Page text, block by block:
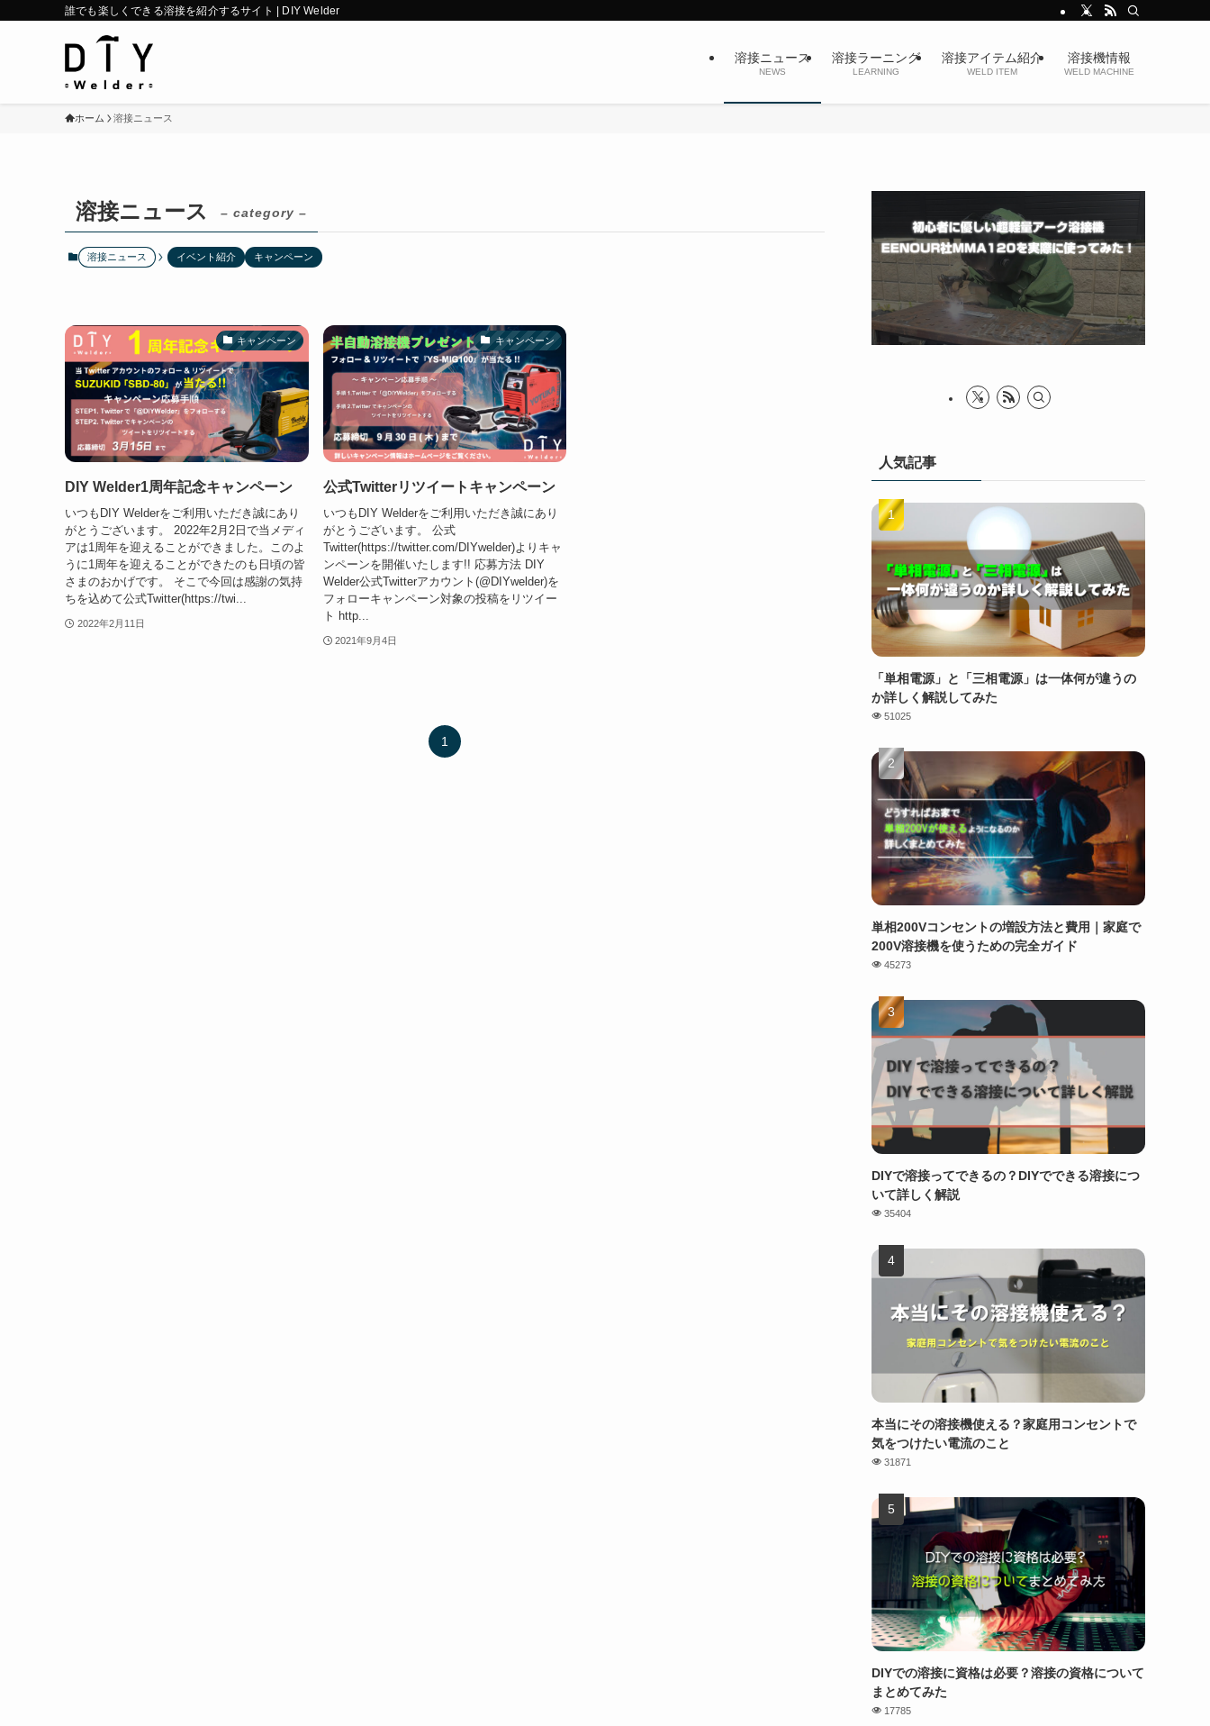
誰でも楽しくできる溶接を紹介するサイト | DIY Welder
溶接ニュース
NEWS
溶接ラーニング
LEARNING
溶接アイテム紹介
WELD ITEM
溶接機情報
WELD MACHINE
ホーム 溶接ニュース
溶接ニュース – category –
溶接ニュース イベント紹介 キャンペーン
キャンペーン
DIY Welder1周年記念キャンペーン
いつもDIY Welderをご利用いただき誠にあり
がとうございます。 2022年2月2日で当メディ
アは1周年を迎えることができました。このよ
うに1周年を迎えることができたのも日頃の皆
さまのおかげです。 そこで今回は感謝の気持
ちを込めて公式Twitter(https://twi...
2022年2月11日
キャンペーン
公式Twitterリツイートキャンペーン
いつもDIY Welderをご利用いただき誠にあり
がとうございます。 公式
Twitter(https://twitter.com/DIYwelder)よりキャ
ンペーンを開催いたします!! 応募方法 DIY
Welder公式Twitterアカウント(@DIYwelder)を
フォローキャンペーン対象の投稿をリツイー
ト http...
2021年9月4日
1
人気記事
「単相電源」と「三相電源」は一体何が違うの
か詳しく解説してみた
51025
単相200Vコンセントの増設方法と費用｜家庭で
200V溶接機を使うための完全ガイド
45273
DIYで溶接ってできるの？DIYでできる溶接につ
いて詳しく解説
35404
本当にその溶接機使える？家庭用コンセントで
気をつけたい電流のこと
31871
DIYでの溶接に資格は必要？溶接の資格について
まとめてみた
17785